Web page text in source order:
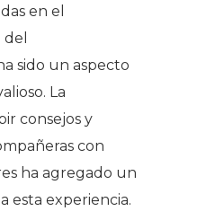
en el
sido un aspecto
La
consejos y
con
ha agregado un
esta experiencia.